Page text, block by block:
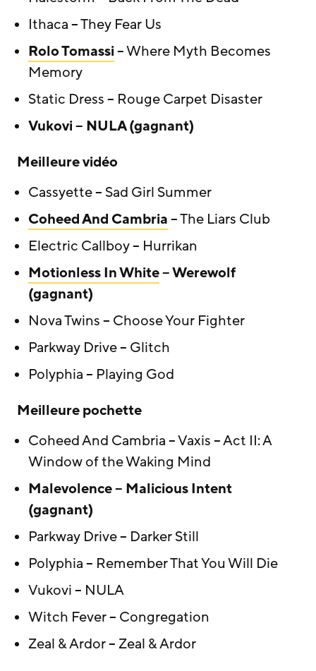
Ithaca – They Fear Us
Rolo Tomassi– Where Myth Becomes
Memory
Static Dress – Rouge Carpet Disaster
Vukovi – NULA (gagnant)
Meilleure vidéo
Cassyette – Sad Girl Summer
Coheed And Cambria– The Liars Club
Electric Callboy – Hurrikan
Motionless In White– Werewolf
(gagnant)
Nova Twins – Choose Your Fighter
Parkway Drive – Glitch
Polyphia – Playing God
Meilleure pochette
Coheed And Cambria – Vaxis – Act II: A
Window of the Waking Mind
Malevolence – Malicious Intent
(gagnant)
Parkway Drive – Darker Still
Polyphia – Remember That You Will Die
Vukovi – NULA
Witch Fever – Congregation
Zeal & Ardor – Zeal & Ardor